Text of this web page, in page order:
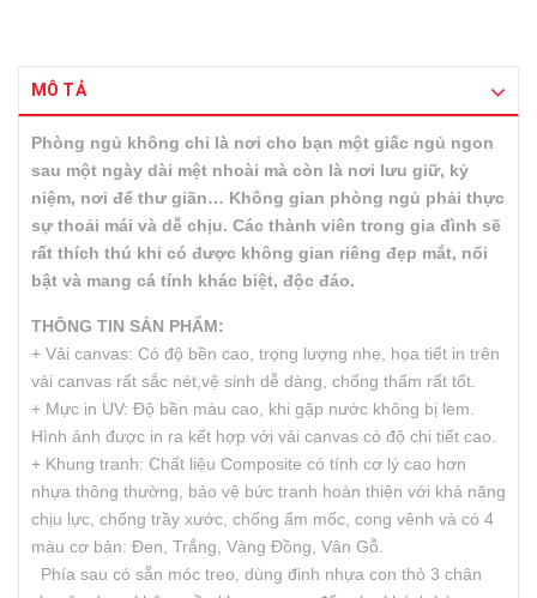
MÔ TẢ
Phòng ngủ không chỉ là nơi cho bạn một giấc ngủ ngon
sau một ngày dài mệt nhoài mà còn là nơi lưu giữ, kỷ
niệm, nơi để thư giãn… Không gian phòng ngủ phải thực
sự thoải mái và dễ chịu. Các thành viên trong gia đình sẽ
rất thích thú khi có được không gian riêng đẹp mắt, nổi
bật và mang cá tính khác biệt, độc đáo.
THÔNG TIN SẢN PHẨM:
+ Vải canvas: Có độ bền cao, trọng lượng nhẹ, họa tiết in trên
vải canvas rất sắc nét,vệ sinh dễ dàng, chống thấm rất tốt.
+ Mực in UV: Độ bền màu cao, khi gặp nước không bị lem.
Hình ảnh được in ra kết hợp với vải canvas có độ chi tiết cao.
+ Khung tranh: Chất liệu Composite có tính cơ lý cao hơn
nhựa thông thường, bảo vệ bức tranh hoàn thiện với khả năng
chịu lực, chống trầy xước, chống ẩm mốc, cong vênh và có 4
màu cơ bản: Đen, Trắng, Vàng Đồng, Vân Gỗ.
Phía sau có sẵn móc treo, dùng đinh nhựa con thỏ 3 chân